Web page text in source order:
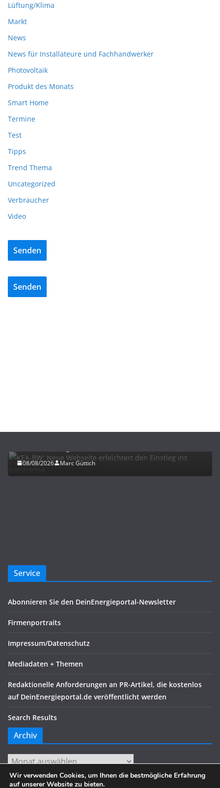
Lüftung/Klima
Markt
News
News für Installateure und Fachhandwerker
Photovoltaik
Produkt des Monats
Smart Home
Termine
Test
Tipps
Trend Thema
Uncategorized
Verbraucher
Video
Senden
Senden
08/08/2026 Marc Güttich
Service
Abonnieren Sie den DeinEnergieportal-Newsletter
Firmenportraits
Impressum/Datenschutz
Mediadaten + Themen
Redaktionelle Anforderungen an PR-Artikel, die kostenlos
auf DeinEnergieportal.de veröffentlicht werden
Search Results
Archiv
Archiv
Wir verwenden Cookies, um Ihnen die bestmögliche Erfahrung
auf unserer Website zu bieten.